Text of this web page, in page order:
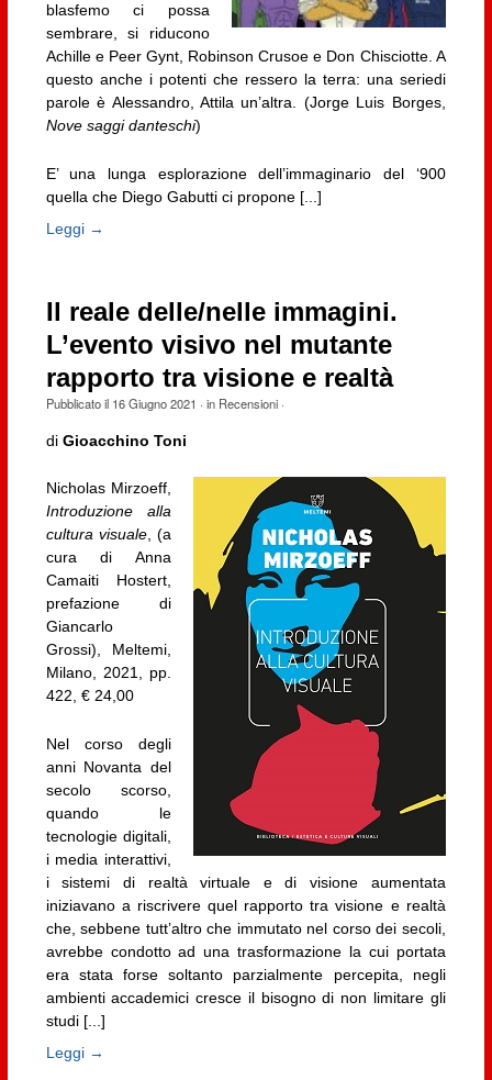
blasfemo ci possa
sembrare, si riducono
Achille e Peer Gynt, Robinson Crusoe e Don Chisciotte. A
questo anche i potenti che ressero la terra: una seriedi
parole è Alessandro, Attila un’altra. (Jorge Luis Borges,
Nove saggi danteschi)
E’ una lunga esplorazione dell’immaginario del ‘900
quella che Diego Gabutti ci propone [...]
Leggi →
Il reale delle/nelle immagini.
L’evento visivo nel mutante
rapporto tra visione e realtà
Pubblicato il 16 Giugno 2021 · in Recensioni·
di Gioacchino Toni
Nicholas Mirzoeff,
Introduzione alla
cultura visuale, (a
cura di Anna
Camaiti Hostert,
prefazione di
Giancarlo
Grossi), Meltemi,
Milano, 2021, pp.
422, € 24,00
Nel corso degli
anni Novanta del
secolo scorso,
quando le
tecnologie digitali,
i media interattivi,
i sistemi di realtà virtuale e di visione aumentata
iniziavano a riscrivere quel rapporto tra visione e realtà
che, sebbene tutt’altro che immutato nel corso dei secoli,
avrebbe condotto ad una trasformazione la cui portata
era stata forse soltanto parzialmente percepita, negli
ambienti accademici cresce il bisogno di non limitare gli
studi [...]
Leggi →